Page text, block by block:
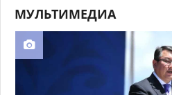
МУЛЬТИМЕДИА